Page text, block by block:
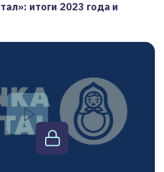
итоги 2023 года и